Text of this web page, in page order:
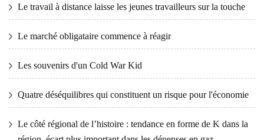
Le travail à distance laisse les jeunes travailleurs sur la touche
Le marché obligataire commence à réagir
Les souvenirs d'un Cold War Kid
Quatre déséquilibres qui constituent un risque pour l'économie
Le côté régional de l’histoire : tendance en forme de K dans la